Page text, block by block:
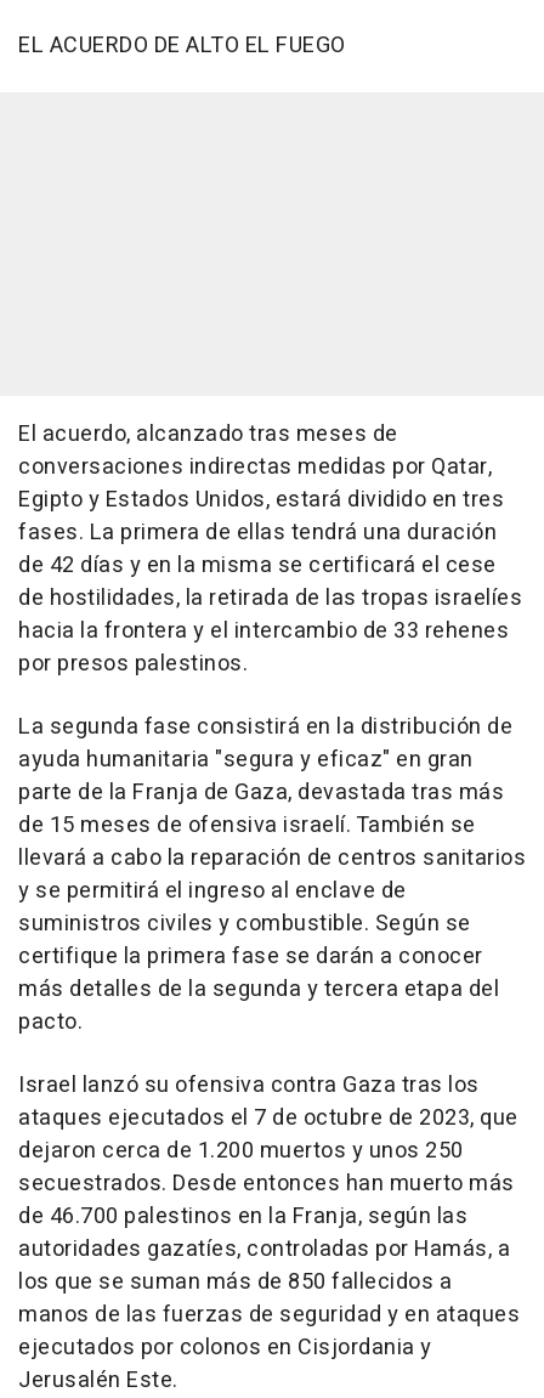
EL ACUERDO DE ALTO EL FUEGO
El acuerdo, alcanzado tras meses de
conversaciones indirectas medidas por Qatar,
Egipto y Estados Unidos, estará dividido en tres
fases. La primera de ellas tendrá una duración
de 42 días y en la misma se certificará el cese
de hostilidades, la retirada de las tropas israelíes
hacia la frontera y el intercambio de 33 rehenes
por presos palestinos.
La segunda fase consistirá en la distribución de
ayuda humanitaria "segura y eficaz" en gran
parte de la Franja de Gaza, devastada tras más
de 15 meses de ofensiva israelí. También se
llevará a cabo la reparación de centros sanitarios
y se permitirá el ingreso al enclave de
suministros civiles y combustible. Según se
certifique la primera fase se darán a conocer
más detalles de la segunda y tercera etapa del
pacto.
Israel lanzó su ofensiva contra Gaza tras los
ataques ejecutados el 7 de octubre de 2023, que
dejaron cerca de 1.200 muertos y unos 250
secuestrados. Desde entonces han muerto más
de 46.700 palestinos en la Franja, según las
autoridades gazatíes, controladas por Hamás, a
los que se suman más de 850 fallecidos a
manos de las fuerzas de seguridad y en ataques
ejecutados por colonos en Cisjordania y
Jerusalén Este.